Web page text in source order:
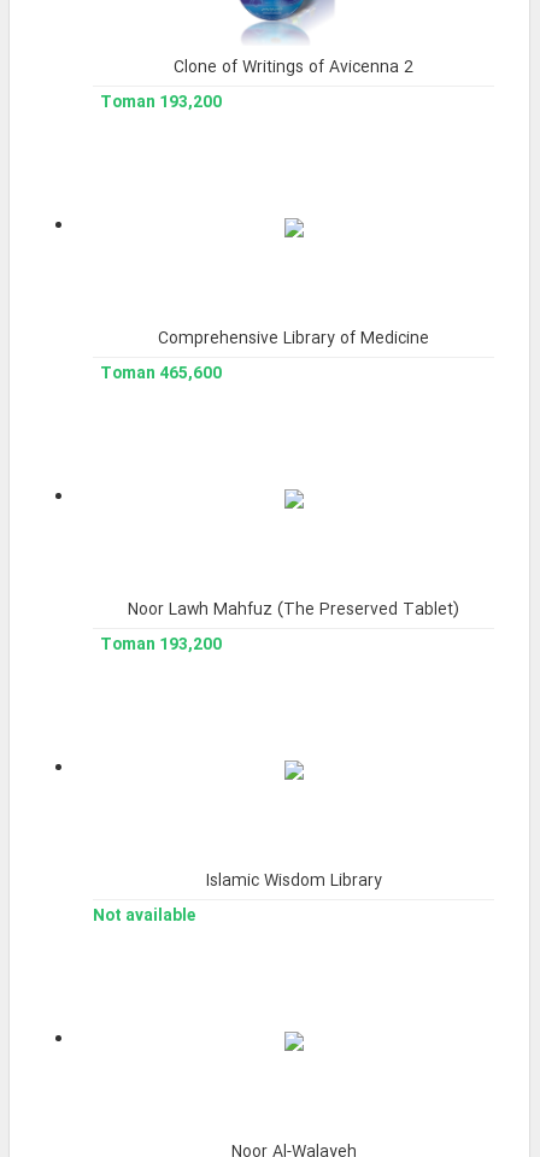
Clone of Writings of Avicenna 2
193,200 Toman
Comprehensive Library of Medicine
465,600 Toman
Noor Lawh Mahfuz (The Preserved Tablet)
193,200 Toman
Islamic Wisdom Library
Not available